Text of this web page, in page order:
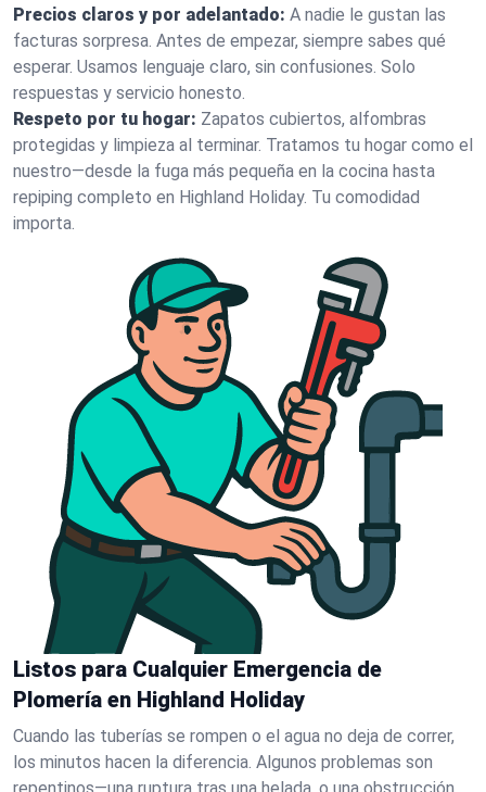
Precios claros y por adelantado: A nadie le gustan las
facturas sorpresa. Antes de empezar, siempre sabes qué
esperar. Usamos lenguaje claro, sin confusiones. Solo
respuestas y servicio honesto.
Respeto por tu hogar: Zapatos cubiertos, alfombras
protegidas y limpieza al terminar. Tratamos tu hogar como el
nuestro—desde la fuga más pequeña en la cocina hasta
repiping completo en Highland Holiday. Tu comodidad
importa.
Listos para Cualquier Emergencia de
Plomería en Highland Holiday
Cuando las tuberías se rompen o el agua no deja de correr,
los minutos hacen la diferencia. Algunos problemas son